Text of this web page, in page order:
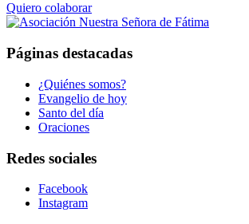
Quiero colaborar
Páginas destacadas
¿Quiénes somos?
Evangelio de hoy
Santo del día
Oraciones
Redes sociales
Facebook
Instagram